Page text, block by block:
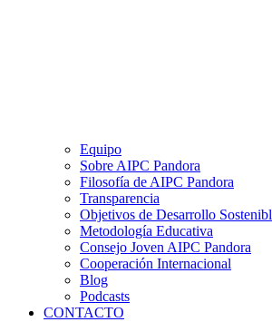
Equipo
Sobre AIPC Pandora
Filosofía de AIPC Pandora
Transparencia
Objetivos de Desarrollo
Metodología Educativa
Consejo Joven AIPC Pandora
Cooperación Internacional
Blog
Podcasts
CONTACTO